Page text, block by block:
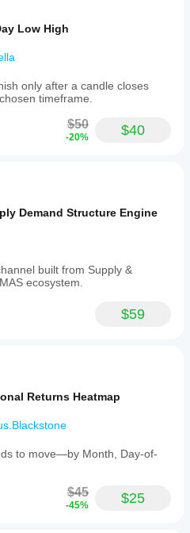
Low High
only after a candle closes
timeframe.
$50
-20% $40
Demand Structure Engine
built from Supply &
ecosystem.
$59
Returns Heatmap
to move—by Month, Day-of-
$45
-45% $25